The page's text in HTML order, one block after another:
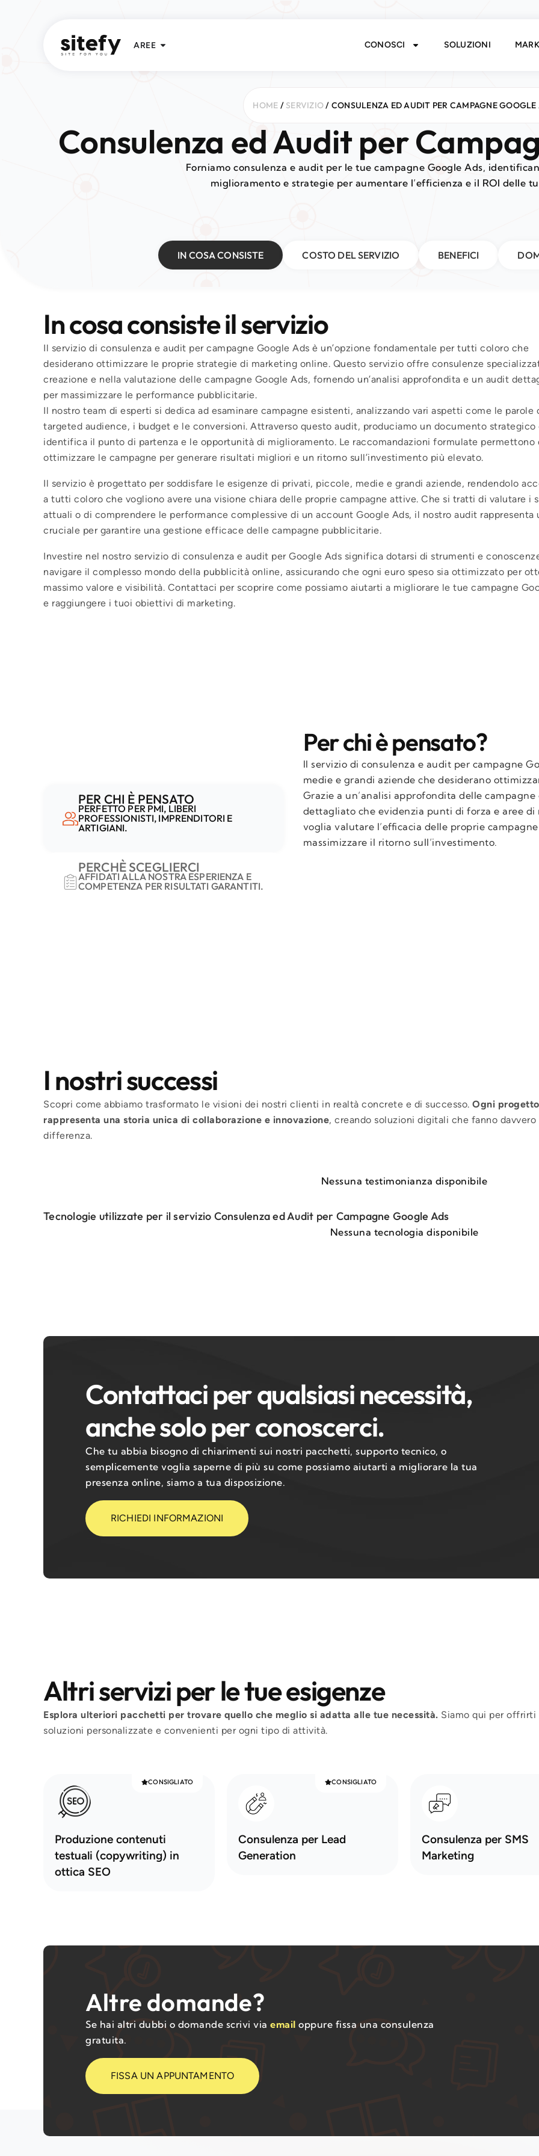
AREE CONOSCI SOLUZIONI
HOME /SERVIZIO/ CONSULENZA ED AUDIT PER CAMPAGNE GOOGLE
Consulenza ed Audit per
Forniamo consulenza e audit per le tue campagne Google Ads,
miglioramento e strategie per aumentare l’efficienza e il ROI delle
IN COSA CONSISTE COSTO DEL SERVIZIO BENEFICI
In cosa consiste il servizio
Il servizio di consulenza e audit per campagne Google Ads è un’opzione fondamentale per tutti coloro che
desiderano ottimizzare le proprie strategie di marketing online. Questo servizio offre consulenze
creazione e nella valutazione delle campagne Google Ads, fornendo un’analisi approfondita e un audit
per massimizzare le performance pubblicitarie.
Il nostro team di esperti si dedica ad esaminare campagne esistenti, analizzando vari aspetti come le parole
targeted audience, i budget e le conversioni. Attraverso questo audit, produciamo un documento strategico
identifica il punto di partenza e le opportunità di miglioramento. Le raccomandazioni formulate permettono
ottimizzare le campagne per generare risultati migliori e un ritorno sull’investimento più elevato.
Il servizio è progettato per soddisfare le esigenze di privati, piccole, medie e grandi aziende, rendendolo
a tutti coloro che vogliono avere una visione chiara delle proprie campagne attive. Che si tratti di valutare i
attuali o di comprendere le performance complessive di un account Google Ads, il nostro audit rappresenta
cruciale per garantire una gestione efficace delle campagne pubblicitarie.
Investire nel nostro servizio di consulenza e audit per Google Ads significa dotarsi di strumenti e
navigare il complesso mondo della pubblicità online, assicurando che ogni euro speso sia ottimizzato per
massimo valore e visibilità. Contattaci per scoprire come possiamo aiutarti a migliorare le tue campagne
e raggiungere i tuoi obiettivi di marketing.
PER CHI È PENSATO
PERFETTO PER PMI, LIBERI
PROFESSIONISTI, IMPRENDITORI E
ARTIGIANI.
PERCHÈ SCEGLIERCI
AFFIDATI ALLA NOSTRA ESPERIENZA E
COMPETENZA PER RISULTATI GARANTITI.
Per chi è pensato?
Il servizio di consulenza e audit per campagne
medie e grandi aziende che desiderano
Grazie a un’analisi approfondita delle
dettagliato che evidenzia punti di forza e aree
voglia valutare l’efficacia delle proprie
massimizzare il ritorno sull’investimento.
I nostri successi
Scopri come abbiamo trasformato le visioni dei nostri clienti in realtà concrete e di successo. Ogni progetto
rappresenta una storia unica di collaborazione e innovazione, creando soluzioni digitali che fanno davvero
differenza.
Nessuna testimonianza disponibile
Tecnologie utilizzate per il servizio Consulenza ed Audit per Campagne Google Ads
Nessuna tecnologia disponibile
Contattaci per qualsiasi necessità,
anche solo per conoscerci.
Che tu abbia bisogno di chiarimenti sui nostri pacchetti, supporto tecnico, o
semplicemente voglia saperne di più su come possiamo aiutarti a migliorare la tua
presenza online, siamo a tua disposizione.
RICHIEDI INFORMAZIONI
Altri servizi per le tue esigenze
Esplora ulteriori pacchetti per trovare quello che meglio si adatta alle tue necessità. Siamo qui per offrirti
soluzioni personalizzate e convenienti per ogni tipo di attività.
CONSIGLIATO
Produzione contenuti
testuali (copywriting) in
ottica SEO
CONSIGLIATO
Consulenza per Lead
Generation
Consulenza per SMS
Marketing
Altre domande?
Se hai altri dubbi o domande scrivi via email oppure fissa una consulenza
gratuita.
FISSA UN APPUNTAMENTO